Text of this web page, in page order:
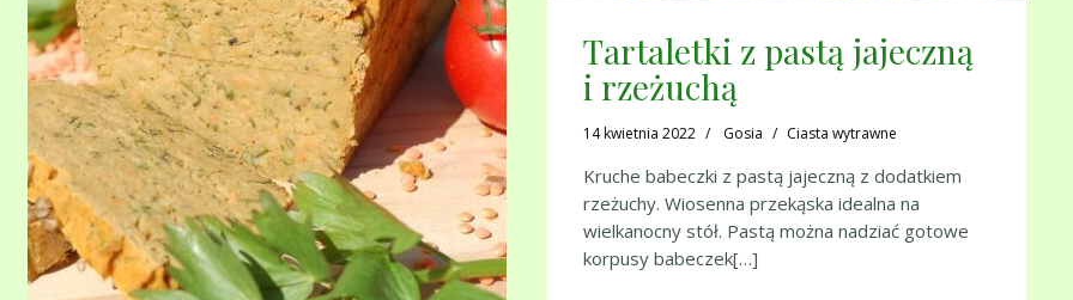
Tartaletki z pastą jajeczną
i rzeżuchą
14 kwietnia 2022 Gosia Ciasta wytrawne
Kruche babeczki z pastą jajeczną z dodatkiem
rzeżuchy. Wiosenna przekąska idealna na
wielkanocny stół. Pastą można nadziać gotowe
korpusy babeczek[…]